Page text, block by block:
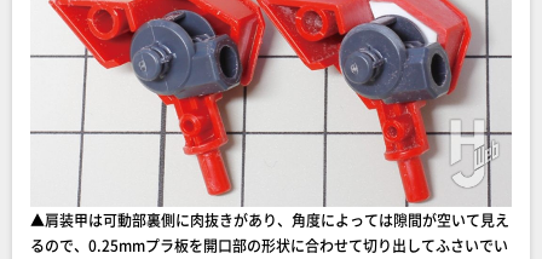
▲肩装甲は可動部裏側に肉抜きがあり、角度によっては隙間が空いて見え
るので、0.25mmプラ板を開口部の形状に合わせて切り出してふさいでい